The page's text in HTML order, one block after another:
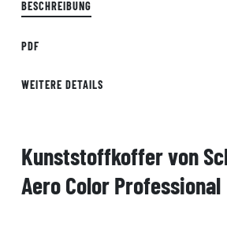
BESCHREIBUNG
PDF
WEITERE DETAILS
Kunststoffkoffer von
Aero Color Professional